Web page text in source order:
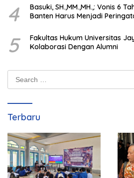
4
Basuki, SH.,MM.,MH.,: Vonis 6
Banten Harus Menjadi
5
Fakultas Hukum Universitas
Kolaborasi Dengan Alumni
Terbaru